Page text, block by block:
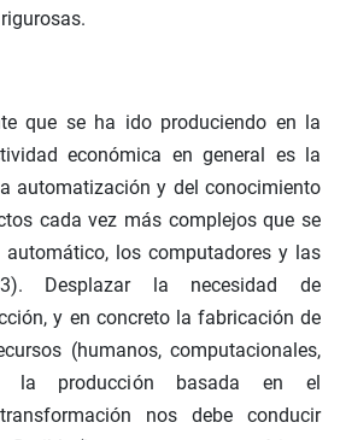
que se ha ido produciendo en la
económica en general es la
automatización y del conocimiento
cada vez más complejos que se
los computadores y las
Desplazar la necesidad de
y en concreto la fabricación de
(humanos, computacionales,
la producción basada en el
nos debe conducir